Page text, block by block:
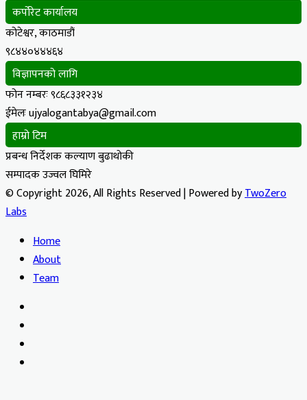
कर्पोरेट कार्यालय
कोटेश्वर, काठमाडौं
९८४४०४४४६४
विज्ञापनको लागि
फोन नम्बरः ९८६८३३१२३४
ईमेलः ujyalogantabya@gmail.com
हाम्रो टिम
प्रबन्ध निर्देशक कल्याण बुढाथोकी
सम्पादक उज्वल घिमिरे
© Copyright 2026, All Rights Reserved | Powered byTwoZero
Labs
Home
About
Team